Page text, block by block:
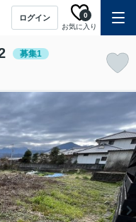
ログイン
お気に入り
0
募集1